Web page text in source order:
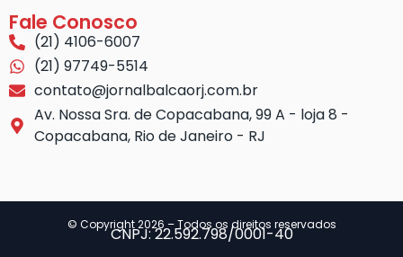
Fale Conosco
(21) 4106-6007
(21) 97749-5514
contato@jornalbalcaorj.com.br
Av. Nossa Sra. de Copacabana, 99 A - loja 8 -
Copacabana, Rio de Janeiro - RJ
© Copyright 2026 – Todos os direitos reservados
CNPJ: 22.592.798/0001-40